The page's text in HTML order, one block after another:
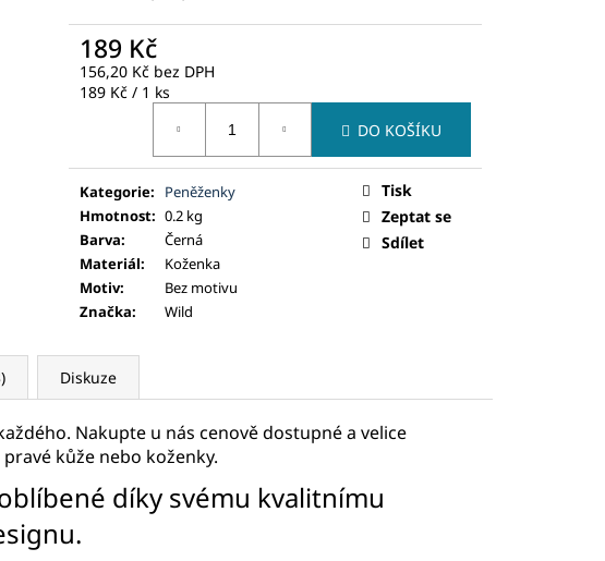
189 Kč
156,20 Kč bez DPH
Měrná
189 Kč / 1 ks
DO KOŠÍKU
Kategorie:
Peněženky
Hmotnost: 0.2 kg
Barva:
Černá
Materiál:
Koženka
Motiv:
Bez motivu
Značka: Wild
Tisk
Zeptat se
Sdílet
Diskuze
Nakupte u nás cenově dostupné a velice
kůže nebo koženky.
díky svému kvalitnímu